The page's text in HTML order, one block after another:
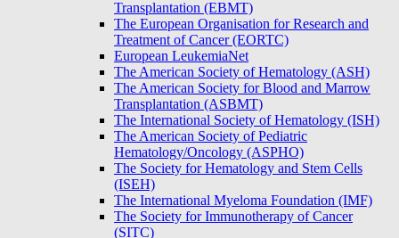
Transplantation (EBMT)
The European Organisation for Research and
Treatment of Cancer (EORTC)
European LeukemiaNet
The American Society of Hematology (ASH)
The American Society for Blood and Marrow
Transplantation (ASBMT)
The International Society of Hematology (ISH)
The American Society of Pediatric
Hematology/Oncology (ASPHO)
The Society for Hematology and Stem Cells
(ISEH)
The International Myeloma Foundation (IMF)
The Society for Immunotherapy of Cancer
(SITC)